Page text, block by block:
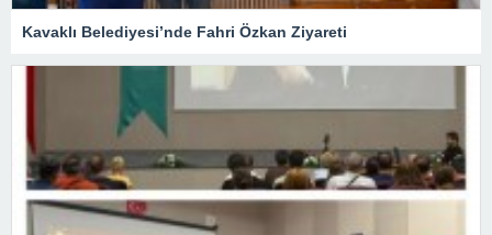
Kavaklı Belediyesi’nde Fahri Özkan Ziyareti